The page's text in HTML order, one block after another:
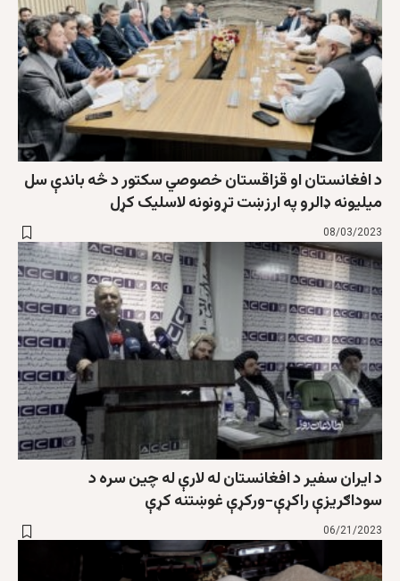
د افغانستان او قزاقستان خصوصي سکتور د څه باندې سل
ميليونه ډالرو په ارزښت تړونونه لاسليک کړل
08/03/2023
د ایران سفیر د افغانستان له لارې له چین سره د
سوداګریزې راکړې-ورکړې غوښتنه کړې
06/21/2023